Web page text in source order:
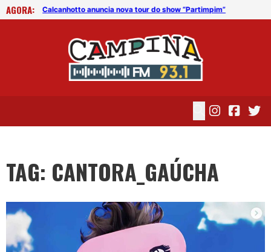
AGORA: Calcanhotto anuncia nova tour do show “Partimpim”
TAG: CANTORA_GAÚCHA